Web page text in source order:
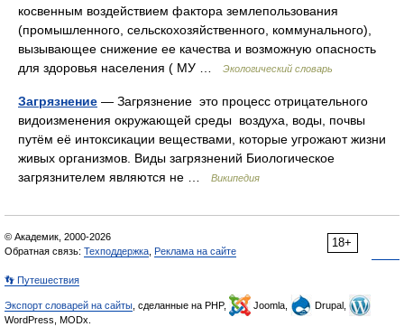
косвенным воздействием фактора землепользования
(промышленного, сельскохозяйственного, коммунального),
вызывающее снижение ее качества и возможную опасность
для здоровья населения ( МУ …
Экологический словарь
Загрязнение — Загрязнение это процесс отрицательного
видоизменения окружающей среды воздуха, воды, почвы
путём её интоксикации веществами, которые угрожают жизни
живых организмов. Виды загрязнений Биологическое
загрязнителем являются не …
Википедия
18+
© Академик, 2000-2026
Обратная связь: Техподдержка Реклама на сайте
👣 Путешествия
Экспорт словарей на сайты , сделанные на PHP, Joomla,
Drupal,
WordPress, MODx.